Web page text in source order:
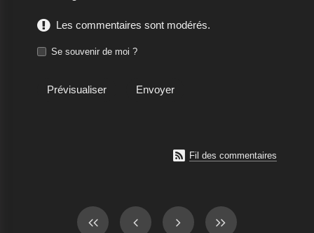
Les commentaires sont modérés.
Se souvenir de moi ?
 Fil des commentaires